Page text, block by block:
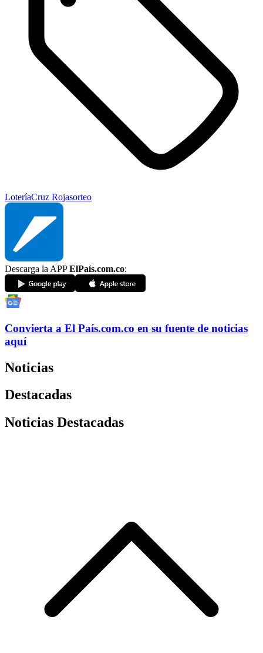
LoteríaCruz Rojasorteo
Descarga la APPElPaís.com.co:
Convierta a El País.com.co en su fuente de noticias
aquí
Noticias
Destacadas
Noticias Destacadas